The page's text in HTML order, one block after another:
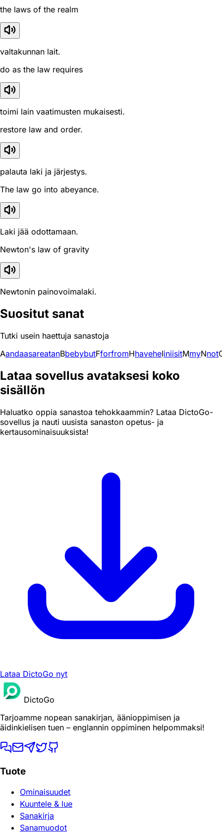
the laws of the realm
valtakunnan lait.
do as the law requires
toimi lain vaatimusten mukaisesti.
restore law and order.
palauta laki ja järjestys.
The law go into abeyance.
Laki jää odottamaan.
Newton's law of gravity
Newtonin painovoimalaki.
Suositut sanat
Tutki usein haettuja sanastoja
AandaasareatanBbebybutFforfromHhaveheIiniisitMmyNnot
Lataa sovellus avataksesi koko
sisällön
Haluatko oppia sanastoa tehokkaammin? Lataa DictoGo-
sovellus ja nauti uusista sanaston opetus- ja
kertausominaisuuksista!
Lataa DictoGo nyt
DictoGo
Tarjoamme nopean sanakirjan, äänioppimisen ja
äidinkielisen tuen – englannin oppiminen helpommaksi!
Tuote
Ominaisuudet
Kuuntele & lue
Sanakirja
Sanamuodot